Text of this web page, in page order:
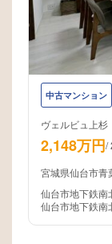
中古マンション
ヴェルビュ上杉
2,148万円/
宮城県仙台市青
仙台市地下鉄南
仙台市地下鉄南